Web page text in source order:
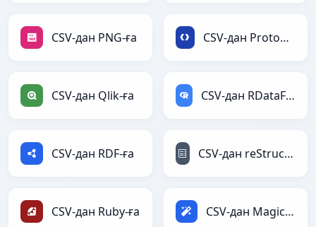
CSV-дан PNG-ға CSV-дан Protobuf-ға
CSV-дан Qlik-ға CSV-дан RDataFrame-ға
CSV-дан RDF-ға CSV-дан reStructuredText-ға
CSV-дан Ruby-ға CSV-дан Magic-ға